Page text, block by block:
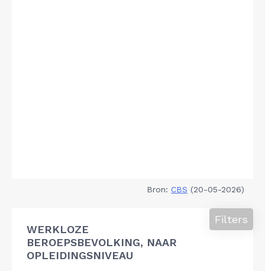
Bron: CBS (20-05-2026)
WERKLOZE
BEROEPSBEVOLKING, NAAR
OPLEIDINGSNIVEAU
Filters